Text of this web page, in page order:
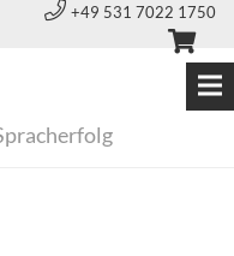
+49 531 7022 1750